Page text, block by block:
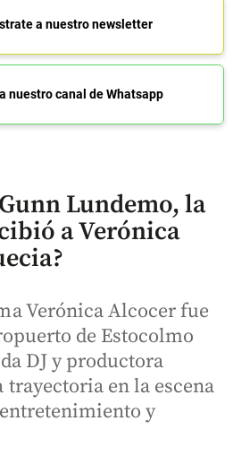
a nuestro newsletter
nuestro canal de Whatsapp
Lundemo, la
a Verónica
Verónica Alcocer fue
de Estocolmo
DJ y productora
trayectoria en la escena
y